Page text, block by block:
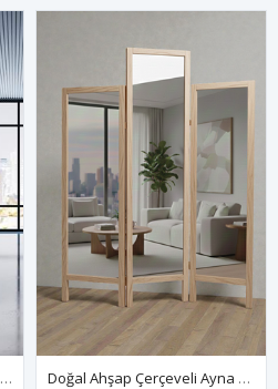
İbrahim Çallı, Atatürk Portresi Kanvas Duvar Tablo 221558 Doğal Ahşap Çerçeveli Ayna Paravan Naturel Renk | Ayaklı Çok Kanatlı Tam Boy Ayna